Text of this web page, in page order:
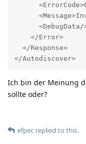
<DebugData/
    </Error>
  </Response>
</Autodiscover>
Ich bin der Meinung
sollte oder?
efpec replied to this.